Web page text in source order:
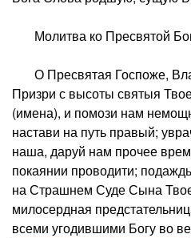
Молитва ко Пресвятой
О Пресвятая Госпоже,
Призри с высоты святыя
(имена), и помози нам
настави на путь правый;
наша, даруй нам прочее
покаянии проводити;
на Страшнем Суде Сына
милосердная
всеми угодившими Богу во